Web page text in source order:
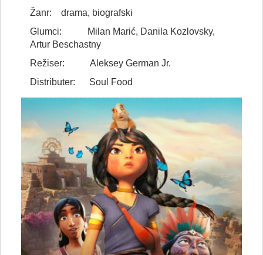
Žanr: drama, biografski
Glumci: Milan Marić, Danila Kozlovsky,
Artur Beschastny
Režiser: Aleksey German Jr.
Distributer: Soul Food